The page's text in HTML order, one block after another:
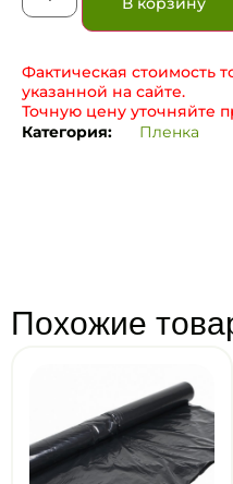
Фактическая стоимость
указанной на сайте.
Точную цену уточняйте
Категория:
Пленка
Похожие